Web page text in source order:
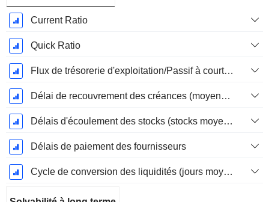
Current Ratio
Quick Ratio
Flux de trésorerie d'exploitation/Passif à court terme
Délai de recouvrement des créances (moyenne des créances)
Délais d'écoulement des stocks (stocks moyens)
Délais de paiement des fournisseurs
Cycle de conversion des liquidités (jours moyens)